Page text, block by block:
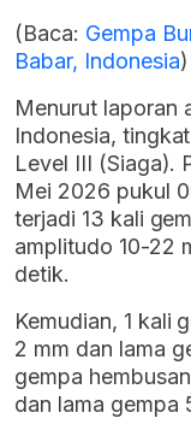
(Baca: Gempa
Babar, Indonesia)
Menurut laporan
Indonesia,
Level III (Siaga).
Mei 2026 pukul
terjadi 13 kali
amplitudo 10-22
detik.
Kemudian, 1 kali
2 mm dan lama
gempa
dan lama gempa